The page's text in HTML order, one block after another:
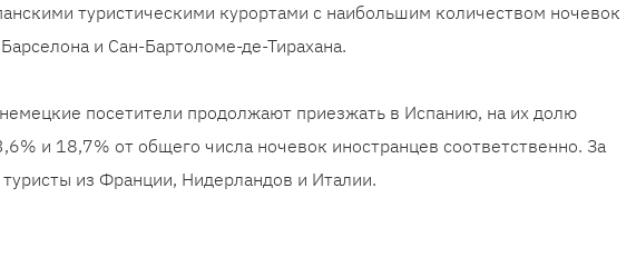
туристическими курортами с наибольшим количеством ночевок
и Сан-Бартоломе-де-Тирахана.
посетители продолжают приезжать в Испанию, на их долю
и 18,7% от общего числа ночевок иностранцев соответственно. За
из Франции, Нидерландов и Италии.